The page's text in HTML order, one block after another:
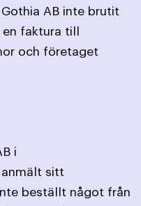
AB inte brutit
faktura till
och företaget
i
sitt
beställt något från